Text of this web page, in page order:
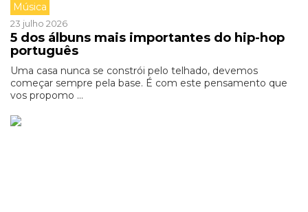
Música
23 julho 2026
5 dos álbuns mais importantes do hip-hop
português
Uma casa nunca se constrói pelo telhado, devemos
começar sempre pela base. É com este pensamento que
vos propomo ...